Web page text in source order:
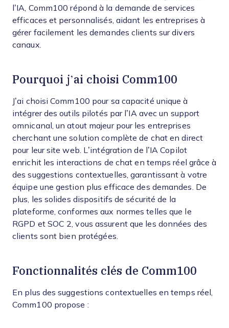
l’IA, Comm100 répond à la demande de services
efficaces et personnalisés, aidant les entreprises à
gérer facilement les demandes clients sur divers
canaux.
Pourquoi j’ai choisi Comm100
J’ai choisi Comm100 pour sa capacité unique à
intégrer des outils pilotés par l’IA avec un support
omnicanal, un atout majeur pour les entreprises
cherchant une solution complète de chat en direct
pour leur site web. L’intégration de l’IA Copilot
enrichit les interactions de chat en temps réel grâce à
des suggestions contextuelles, garantissant à votre
équipe une gestion plus efficace des demandes. De
plus, les solides dispositifs de sécurité de la
plateforme, conformes aux normes telles que le
RGPD et SOC 2, vous assurent que les données des
clients sont bien protégées.
Fonctionnalités clés de Comm100
En plus des suggestions contextuelles en temps réel,
Comm100 propose :